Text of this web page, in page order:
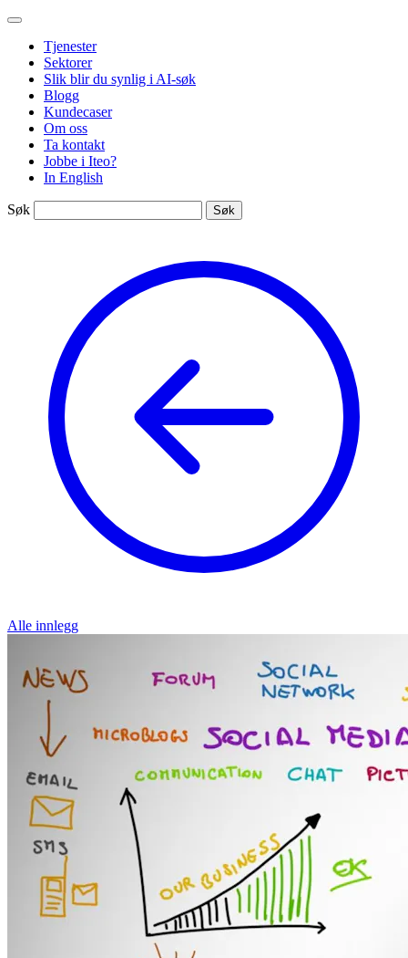
Gå
innhold
Iteo
Tjenester
Sektorer
Slik blir du synlig i AI-søk
Blogg
Kundecaser
Om oss
Ta kontakt
Jobbe i Iteo?
In English
Søk
Alle innlegg